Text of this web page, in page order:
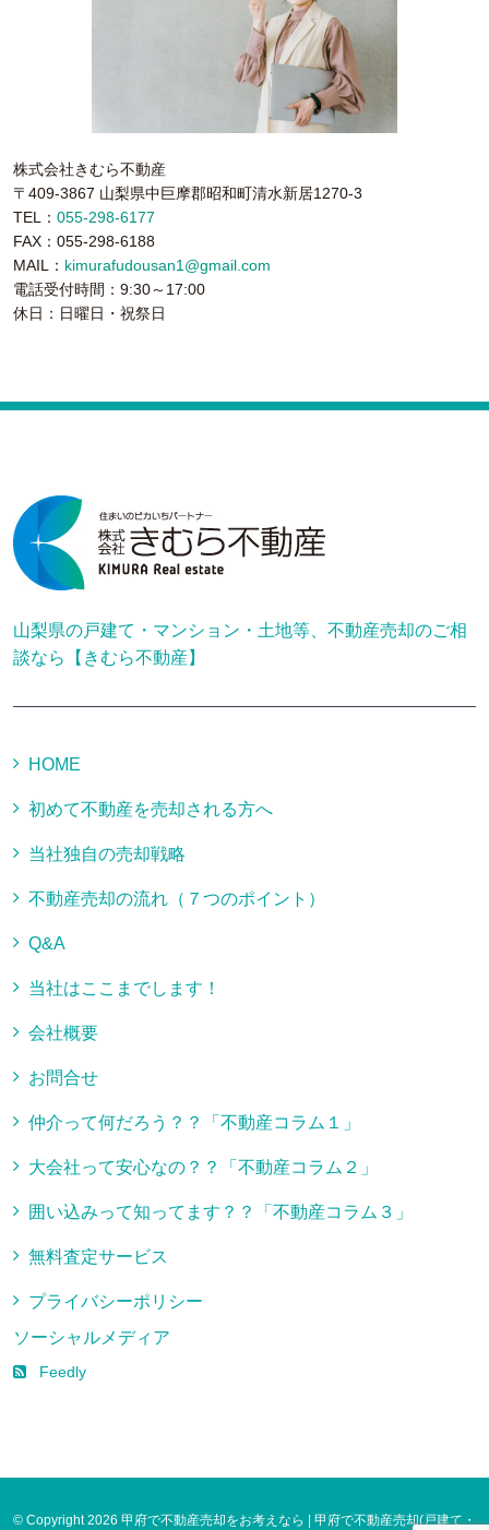
株式会社きむら不動産
〒409-3867 山梨県中巨摩郡昭和町清水新居1270-3
TEL： 055-298-6177
FAX：055-298-6188
MAIL： kimurafudousan1@gmail.com
電話受付時間：9:30～17:00
休日：日曜日・祝祭日
山梨県の戸建て・マンション・土地等、不動産売却のご相
談なら【きむら不動産】
HOME
初めて不動産を売却される方へ
当社独自の売却戦略
不動産売却の流れ（７つのポイント）
Q&A
当社はここまでします！
会社概要
お問合せ
仲介って何だろう？？「不動産コラム１」
大会社って安心なの？？「不動産コラム２」
囲い込みって知ってます？？「不動産コラム３」
無料査定サービス
プライバシーポリシー
ソーシャルメディア
Feedly
© Copyright 2026 甲府で不動産売却をお考えなら | 甲府で不動産売却(戸建て・